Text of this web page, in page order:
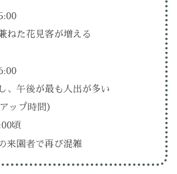
ねた花見客が増える
、午後が最も人出が多い
ップ時間）
頃
来園者で再び混雑